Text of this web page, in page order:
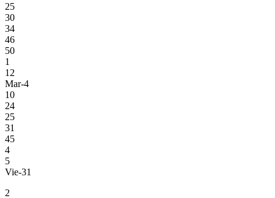
25
30
34
46
50
1
12
Mar-4
10
24
25
31
45
4
5
Vie-31
2